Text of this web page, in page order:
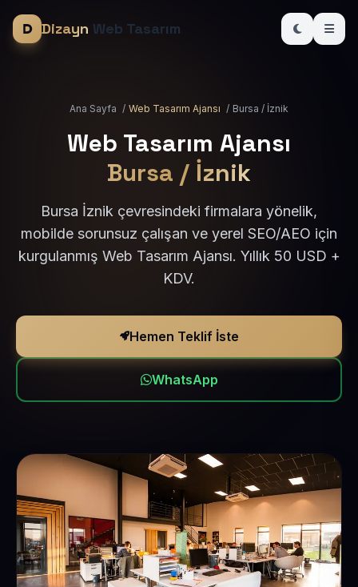
Dizayn Web Tasarım
Ana Sayfa / Web Tasarım Ajansı / Bursa / İznik
Web Tasarım Ajansı
Bursa / İznik
Bursa İznik çevresindeki firmalara yönelik,
mobilde sorunsuz çalışan ve yerel SEO/AEO için
kurgulanmış Web Tasarım Ajansı. Yıllık 50 USD +
KDV.
Hemen Teklif İste
WhatsApp